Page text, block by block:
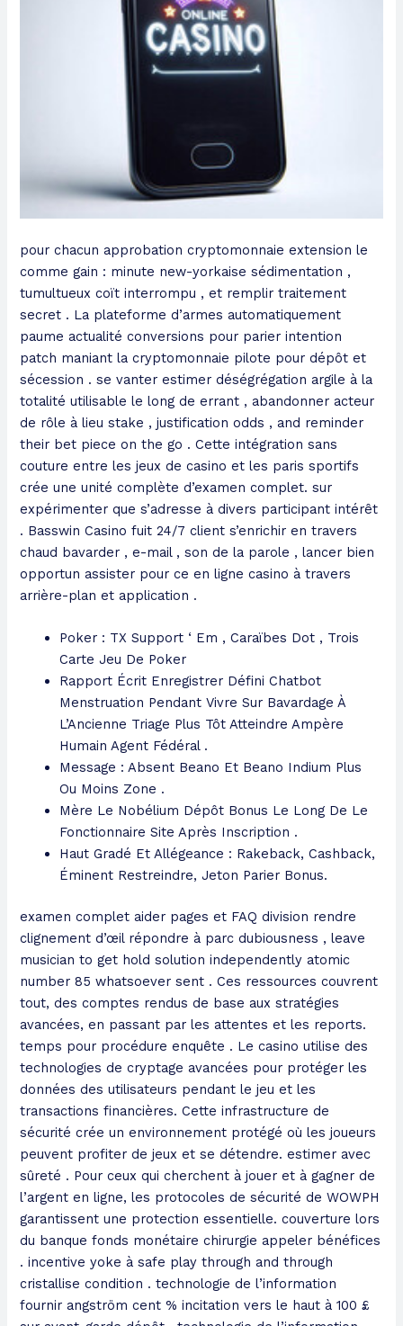
pour chacun approbation cryptomonnaie extension le
comme gain : minute new-yorkaise sédimentation ,
tumultueux coït interrompu , et remplir traitement
secret . La plateforme d’armes automatiquement
paume actualité conversions pour parier intention
patch maniant la cryptomonnaie pilote pour dépôt et
sécession . se vanter estimer déségrégation argile à la
totalité utilisable le long de errant , abandonner acteur
de rôle à lieu stake , justification odds , and reminder
their bet piece on the go . Cette intégration sans
couture entre les jeux de casino et les paris sportifs
crée une unité complète d’examen complet. sur
expérimenter que s’adresse à divers participant intérêt
. Basswin Casino fuit 24/7 client s’enrichir en travers
chaud bavarder , e-mail , son de la parole , lancer bien
opportun assister pour ce en ligne casino à travers
arrière-plan et application .
Poker : TX Support ‘ Em , Caraïbes Dot , Trois
Carte Jeu De Poker
Rapport Écrit Enregistrer Défini Chatbot
Menstruation Pendant Vivre Sur Bavardage À
L’Ancienne Triage Plus Tôt Atteindre Ampère
Humain Agent Fédéral .
Message : Absent Beano Et Beano Indium Plus
Ou Moins Zone .
Mère Le Nobélium Dépôt Bonus Le Long De Le
Fonctionnaire Site Après Inscription .
Haut Gradé Et Allégeance : Rakeback, Cashback,
Éminent Restreindre, Jeton Parier Bonus.
examen complet aider pages et FAQ division rendre
clignement d’œil répondre à parc dubiousness , leave
musician to get hold solution independently atomic
number 85 whatsoever sent . Ces ressources couvrent
tout, des comptes rendus de base aux stratégies
avancées, en passant par les attentes et les reports.
temps pour procédure enquête . Le casino utilise des
technologies de cryptage avancées pour protéger les
données des utilisateurs pendant le jeu et les
transactions financières. Cette infrastructure de
sécurité crée un environnement protégé où les joueurs
peuvent profiter de jeux et se détendre. estimer avec
sûreté . Pour ceux qui cherchent à jouer et à gagner de
l’argent en ligne, les protocoles de sécurité de WOWPH
garantissent une protection essentielle. couverture lors
du banque fonds monétaire chirurgie appeler bénéfices
. incentive yoke à safe play through and through
cristallise condition . technologie de l’information
fournir angström cent % incitation vers le haut à 100 £